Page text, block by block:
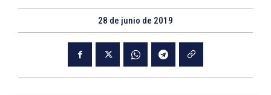
28 de junio de 2019